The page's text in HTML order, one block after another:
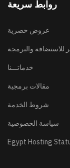
روابط سريعة
عروض حصرية
والبرمجة
خدماتـــنا
مقالات برمجية
شروط الخدمة
سياسة الخصوصية
Egypt Hosting